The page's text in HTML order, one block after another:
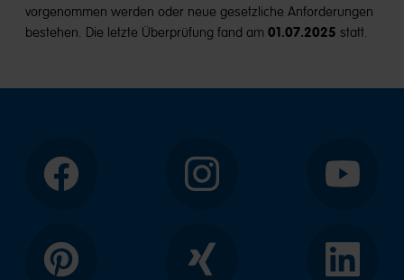
vorgenommen werden oder neue gesetzliche Anforderungen
bestehen. Die letzte Überprüfung fand am 01.07.2025 statt.
Facebook Instagram YouTube
Pinterest Xing LinkedIn